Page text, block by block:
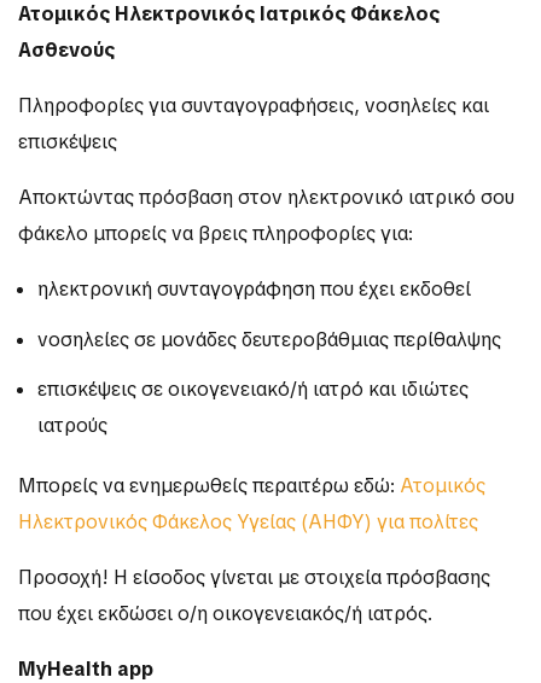
Ατομικός Ηλεκτρονικός Ιατρικός Φάκελος
Ασθενούς
Πληροφορίες για συνταγογραφήσεις, νοσηλείες και
επισκέψεις
Αποκτώντας πρόσβαση στον ηλεκτρονικό ιατρικό σου
φάκελο μπορείς να βρεις πληροφορίες για:
ηλεκτρονική συνταγογράφηση που έχει εκδοθεί
νοσηλείες σε μονάδες δευτεροβάθμιας περίθαλψης
επισκέψεις σε οικογενειακό/ή ιατρό και ιδιώτες
ιατρούς
Μπορείς να ενημερωθείς περαιτέρω εδώ: Ατομικός
Ηλεκτρονικός Φάκελος Υγείας (ΑΗΦΥ) για πολίτες
Προσοχή! Η είσοδος γίνεται με στοιχεία πρόσβασης
που έχει εκδώσει ο/η οικογενειακός/ή ιατρός.
MyHealth app